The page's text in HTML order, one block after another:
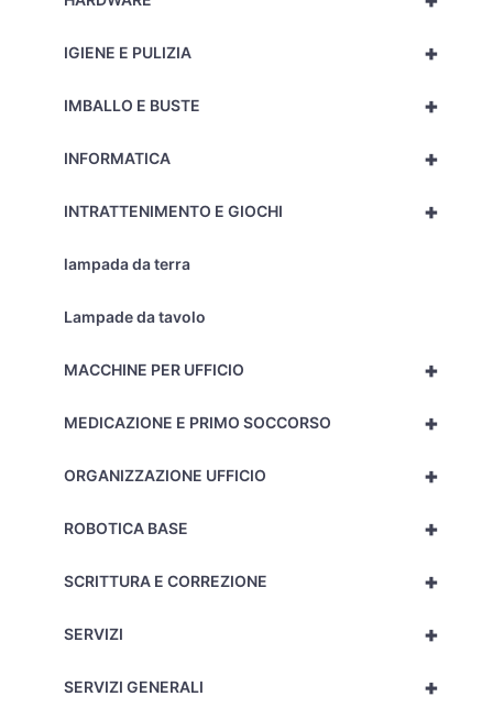
+
IGIENE E PULIZIA
+
IMBALLO E BUSTE
+
INFORMATICA
+
INTRATTENIMENTO E GIOCHI
lampada da terra
Lampade da tavolo
+
MACCHINE PER UFFICIO
+
MEDICAZIONE E PRIMO SOCCORSO
+
ORGANIZZAZIONE UFFICIO
+
ROBOTICA BASE
+
SCRITTURA E CORREZIONE
+
SERVIZI
+
SERVIZI GENERALI